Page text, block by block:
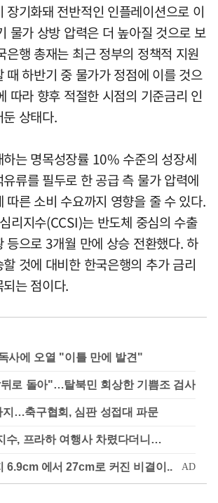
장기화돼 전반적인 인플레이션으로 이
물가 상방 압력은 더 높아질 것으로 보
은행 총재는 최근 정부의 정책적 지원
때 하반기 중 물가가 정점에 이를 것으
따라 향후 적절한 시점의 기준금리 인
상태다.
는 명목성장률 10% 수준의 성장세
류를 필두로 한 공급 측 물가 압력에
따른 소비 수요까지 영향을 줄 수 있다.
리지수(CCSI)는 반도체 중심의 수출
등으로 3개월 만에 상승 전환했다. 하
것에 대비한 한국은행의 추가 금리
는 점이다.
사에 오열 "이틀 만에 발견"
로 돌아"…탈북민 회상한 기쁨조 검사
지…축구협회, 심판 성접대 파문
수, 프라하 여행사 차렸다더니…